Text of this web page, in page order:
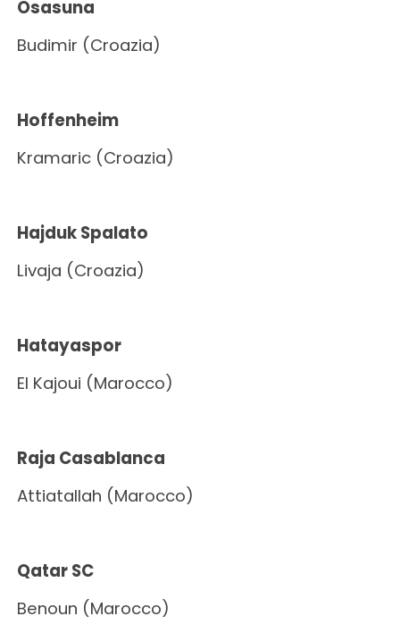
Osasuna
Budimir (Croazia)
Hoffenheim
Kramaric (Croazia)
Hajduk Spalato
Livaja (Croazia)
Hatayaspor
El Kajoui (Marocco)
Raja Casablanca
Attiatallah (Marocco)
Qatar SC
Benoun (Marocco)